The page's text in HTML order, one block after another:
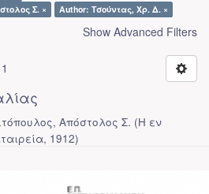
Σ. ×
Author: Τσούντας, Χρ. Δ. ×
Show Advanced Filters
Απόστολος Σ. (Η εν
, 1912)